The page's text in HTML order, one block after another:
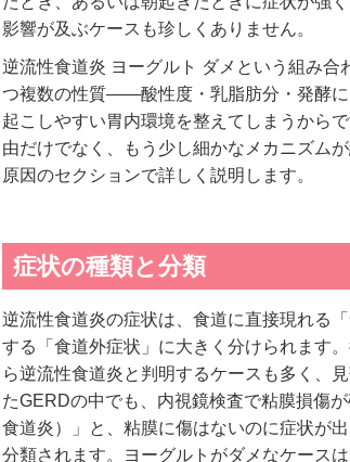
影響が及ぶケースも珍しくありません。
逆流性食道炎 ヨーグルト ダメという組み
つ複数の性質——酸性度・乳脂肪分・発酵
起こしやすい胃内環境を整えてしまうから
由だけでなく、もう少し細かなメカニズム
原因のセクションで詳しく説明します。
症状の種類と分類
逆流性食道炎の症状は、食道に直接現れる
する「食道外症状」に大きく分けられます
ら逆流性食道炎と判明するケースも多く、
たGERDの中でも、内視鏡検査で粘膜損傷
食道炎）」と、粘膜に傷はないのに症状が
分類されます。ヨーグルトがダメなケース